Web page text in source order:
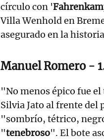
círculo con '
Villa Wenhold en
asegurado en la
Manuel Romero-
"No menos épico fue
Silvia Jato al frente del
"sombrío, tétrico,
"tenebroso". El bote